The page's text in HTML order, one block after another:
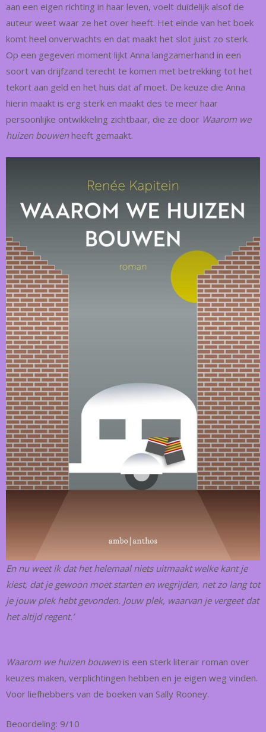
aan een eigen richting in haar leven, voelt duidelijk alsof de
auteur weet waar ze het over heeft. Het einde van het boek
komt heel onverwachts en dat maakt het slot juist zo sterk.
Op een gegeven moment lijkt Anna langzamerhand in een
soort van drijfzand terecht te komen met betrekking tot het
tekort aan geld en het huis dat af moet. De keuze die Anna
hierin maakt is erg sterk en maakt des te meer haar
persoonlijke ontwikkeling zichtbaar, die ze door Waarom we
huizen bouwenheeft gemaakt.
En nu weet ik dat het helemaal niets uitmaakt welke kant je
kiest, dat je gewoon moet starten en wegrijden, net zo lang tot
je jouw plek hebt gevonden. Jouw plek, waarvan je vergeet dat
het altijd regent.’
Waarom we huizen bouwenis een sterk literair roman over
keuzes maken, verplichtingen hebben en je eigen weg vinden.
Voor liefhebbers van de boeken van Sally Rooney.
Beoordeling: 9/10